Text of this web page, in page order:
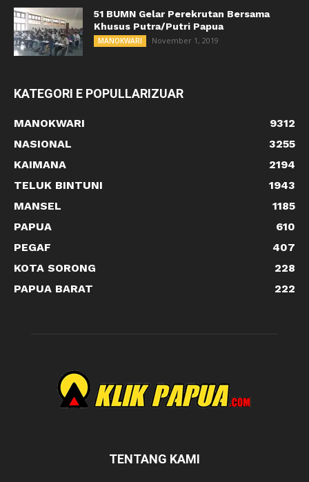
51 BUMN Gelar Perekrutan Bersama
Khusus Putra/Putri Papua
MANOKWARI November 1, 2019
KATEGORI E POPULLARIZUAR
MANOKWARI
9312
NASIONAL
3255
KAIMANA
2194
TELUK BINTUNI
1943
MANSEL
1185
PAPUA
610
PEGAF
407
KOTA SORONG
228
PAPUA BARAT
222
TENTANG KAMI